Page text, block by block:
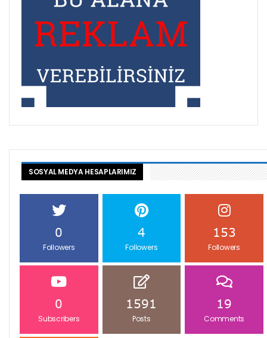
SOSYAL MEDYA HESAPLARIMIZ
0
Followers
4
Followers
153
Followers
0
Subscribers
1591
Posts
19
Comments